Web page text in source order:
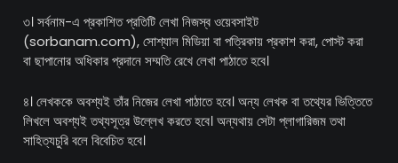
৩। সর্বনাম-এ প্রকাশিত প্রতিটি লেখা নিজস্ব ওয়েবসাইট
(sorbanam.com), সোশ্যাল মিডিয়া বা পত্রিকায় প্রকাশ করা, পোস্ট করা
বা ছাপানোর অধিকার প্রদানে সম্মতি রেখে লেখা পাঠাতে হবে।
৪। লেখককে অবশ্যই তাঁর নিজের লেখা পাঠাতে হবে। অন্য লেখক বা তথ্যের ভিত্তিতে
লিখলে অবশ্যই তথ্যসূত্র উল্লেখ করতে হবে। অন্যথায় সেটা প্লাগারিজম তথা
সাহিত্যচুরি বলে বিবেচিত হবে।